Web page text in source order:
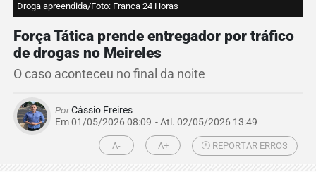
Droga apreendida/Foto: Franca 24 Horas
Força Tática prende entregador por tráfico
de drogas no Meireles
O caso aconteceu no final da noite
PorCássio Freires
Em 01/05/2026 08:09 - Atl. 02/05/2026 13:49
A- A+ REPORTAR ERROS